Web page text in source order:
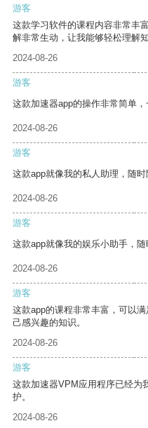
游客
这款学习软件的课程内容非常丰
解非常生动，让我能够轻松理解知
2024-08-26
游客
这款加速器app的操作非常简单，
2024-08-26
游客
这款app就像我的私人助理，随时
2024-08-26
游客
这款app就像我的娱乐小助手，随
2024-08-26
游客
这款app的课程非常丰富，可以
己感兴趣的知识。
2024-08-26
游客
这款加速器VPM应用程序已经为
护。
2024-08-26